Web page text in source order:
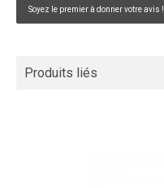
Soyez le premier à donner votre avis !
Produits liés